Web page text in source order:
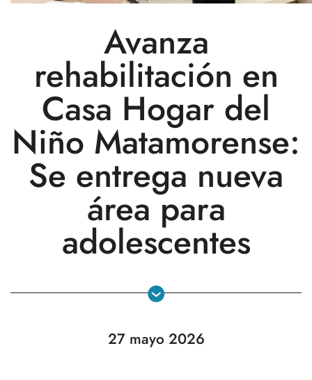
Avanza
rehabilitación en
Casa Hogar del
Niño Matamorense:
Se entrega nueva
área para
adolescentes
27 mayo 2026